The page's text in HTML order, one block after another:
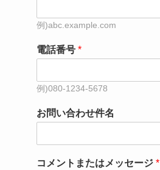
電話番号*
お問い合わせ件名
コメントまたはメッセージ*